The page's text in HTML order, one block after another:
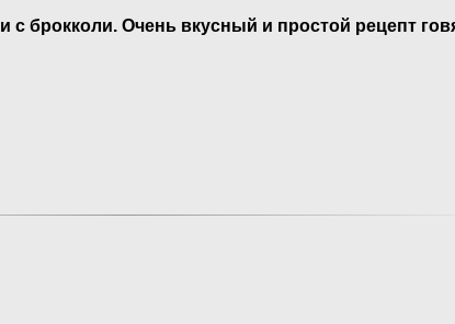
с брокколи. Очень вкусный и простой рецепт